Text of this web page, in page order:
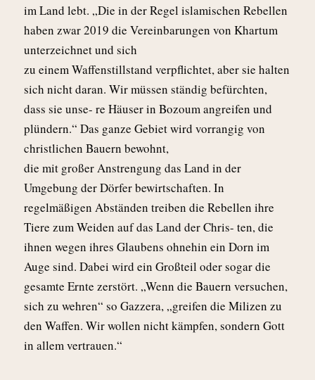
im Land lebt. „Die in der Regel islamischen Rebellen
haben zwar 2019 die Vereinbarungen von Khartum
unterzeichnet und sich
zu einem Waffenstillstand verpflichtet, aber sie halten
sich nicht daran. Wir müssen ständig befürchten,
dass sie unse- re Häuser in Bozoum angreifen und
plündern.“ Das ganze Gebiet wird vorrangig von
christlichen Bauern bewohnt,
die mit großer Anstrengung das Land in der
Umgebung der Dörfer bewirtschaften. In
regelmäßigen Abständen treiben die Rebellen ihre
Tiere zum Weiden auf das Land der Chris- ten, die
ihnen wegen ihres Glaubens ohnehin ein Dorn im
Auge sind. Dabei wird ein Großteil oder sogar die
gesamte Ernte zerstört. „Wenn die Bauern versuchen,
sich zu wehren“ so Gazzera, „greifen die Milizen zu
den Waffen. Wir wollen nicht kämpfen, sondern Gott
in allem vertrauen.“